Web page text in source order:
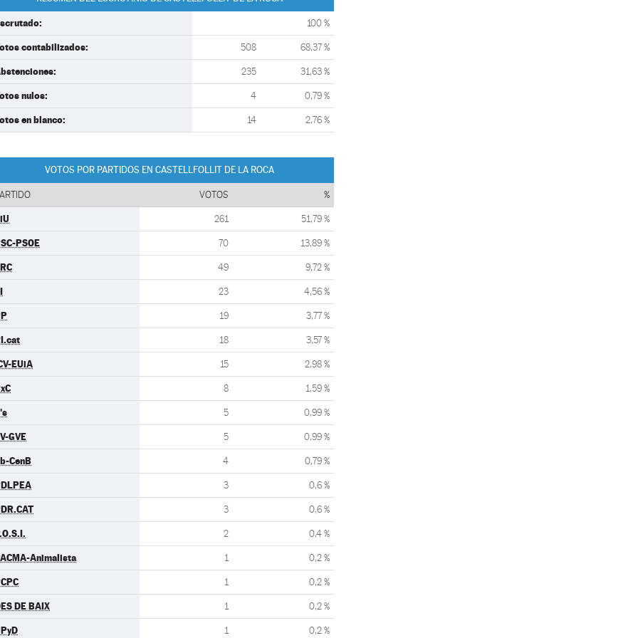
100 %
contabilizados: 508 68,37 %
235 31,63 %
nulos: 4 0,79 %
en blanco: 14 2,76 %
VOTOS POR PARTIDOS EN CASTELLFOLLIT DE LA ROCA
VOTOS %
261 51,79 %
PSOE 70 13,89 %
49 9,72 %
23 4,56 %
19 3,77 %
18 3,57 %
EUiA 15 2,98 %
8 1,59 %
5 0,99 %
GVE 5 0,99 %
CenB 4 0,79 %
3 0,6 %
3 0,6 %
2 0,4 %
Animalista 1 0,2 %
1 0,2 %
DE BAIX 1 0,2 %
1 0,2 %